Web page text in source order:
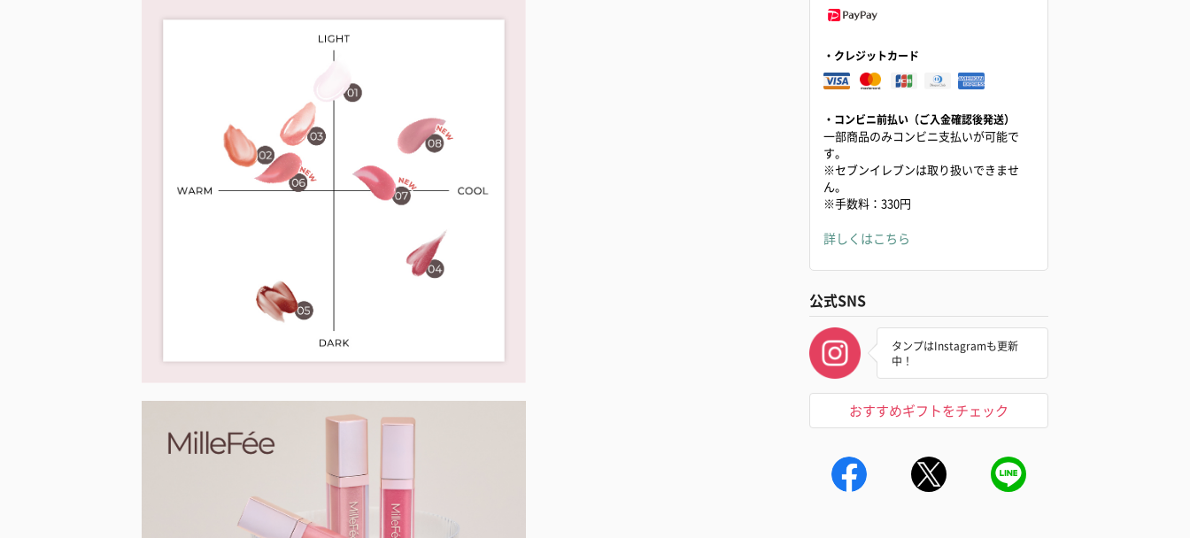
・クレジットカード
・コンビニ前払い（ご入金確認後発送）
一部商品のみコンビニ支払いが可能で
す。
※セブンイレブンは取り扱いできませ
ん。
※手数料：330円
詳しくはこちら
公式SNS
タンプはInstagramも更新
中！
おすすめギフトをチェック